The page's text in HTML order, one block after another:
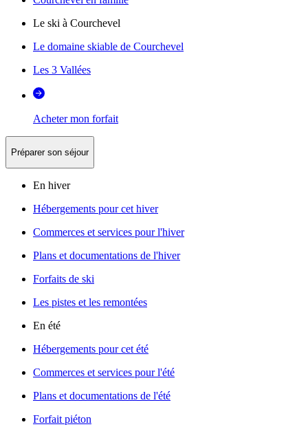
Le ski à Courchevel
Le domaine skiable de Courchevel
Les 3 Vallées
Acheter mon forfait
Préparer son séjour
En hiver
Hébergements pour cet hiver
Commerces et services pour l'hiver
Plans et documentations de l'hiver
Forfaits de ski
Les pistes et les remontées
En été
Hébergements pour cet été
Commerces et services pour l'été
Plans et documentations de l'été
Forfait piéton